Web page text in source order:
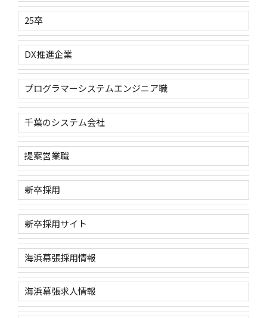
25卒
DX推進企業
プログラマーシステムエンジニア職
千葉のシステム会社
提案営業職
新卒採用
新卒採用サイト
海浜幕張採用情報
海浜幕張求人情報